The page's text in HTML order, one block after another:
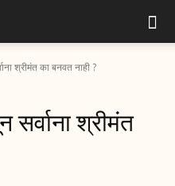
श्रीमंत का बनवत नाही ?
श्रीमंत